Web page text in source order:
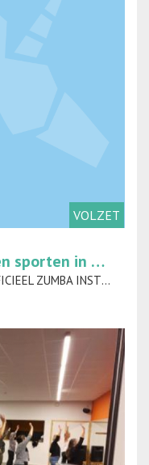
VOLZET
Zumba ontdek! Dansen en sporten in één klap op donderdag
MET CHRISTOPHER ANDUNCE, OFFICIEEL ZUMBA INSTRUCTEUR